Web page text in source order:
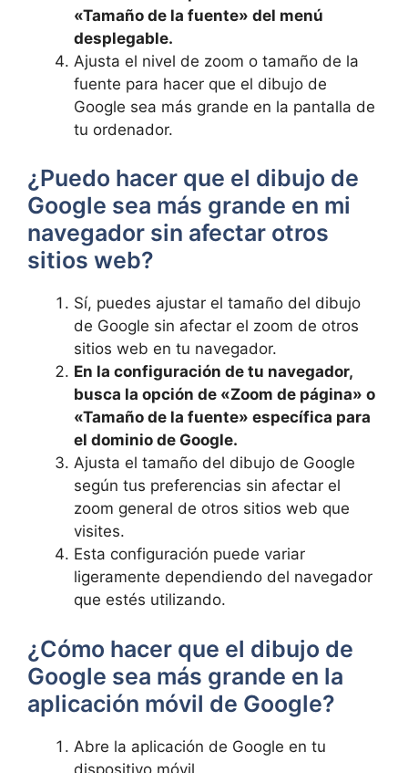
«Tamaño de la fuente» del menú​
desplegable.
Ajusta el nivel de zoom⁢ o tamaño de la
fuente para hacer que el dibujo de⁢
Google ⁢sea⁣ más​ grande en la ⁣pantalla de
tu ordenador.
¿Puedo hacer‍ que el ​dibujo‍ de
Google sea⁤ más grande en mi
navegador sin afectar otros
⁣sitios web?
Sí, puedes ⁢ajustar el tamaño ⁣del dibujo
de ​Google sin afectar el zoom de otros
sitios web en tu navegador.
En la configuración de tu navegador,
busca la opción de «Zoom de página» o
«Tamaño de ​la ⁢fuente» específica para
el dominio de Google.
Ajusta el tamaño del dibujo de Google​
según tus preferencias sin afectar el
zoom general de otros sitios web que
visites.
Esta configuración puede variar
ligeramente dependiendo del ‍navegador
que estés utilizando.
¿Cómo hacer‌ que el dibujo de
Google⁣ sea más grande en la
aplicación móvil de⁢ Google?
Abre la aplicación de Google en tu
dispositivo móvil.